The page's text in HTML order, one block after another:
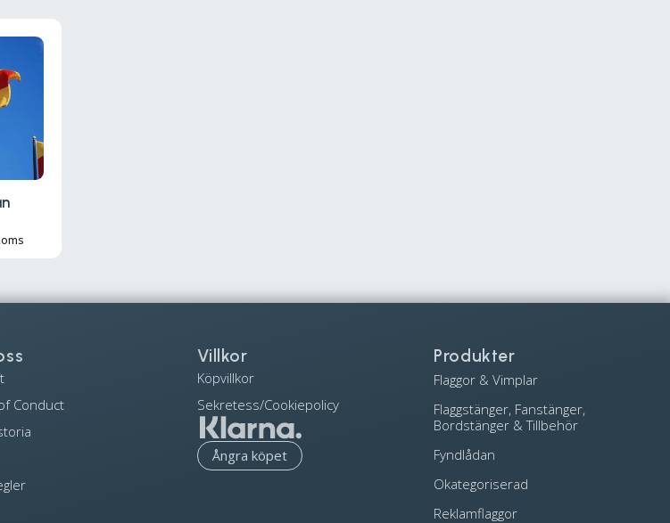
Conduct
Villkor
Köpvillkor
Sekretess/Cookiepolicy
Ångra köpet
Produkter
Flaggor & Vimplar
Flaggstänger, Fanstänger,
Bordstänger & Tillbehör
Fyndlådan
Okategoriserad
Reklamflaggor